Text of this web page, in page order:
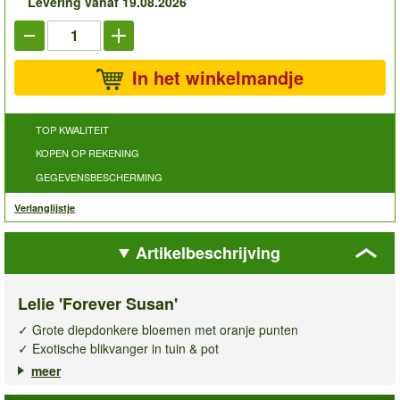
In het winkelmandje
TOP KWALITEIT
KOPEN OP REKENING
GEGEVENSBESCHERMING
Verlanglijstje
Artikelbeschrijving
Lelie 'Forever Susan'
✓ Grote diepdonkere bloemen met oranje punten
✓ Exotische blikvanger in tuin & pot
✓ Schitterend als snijbloem & heerlijk geurend
Delelie Forever Susanis een echte sensatie! Met haar
meer